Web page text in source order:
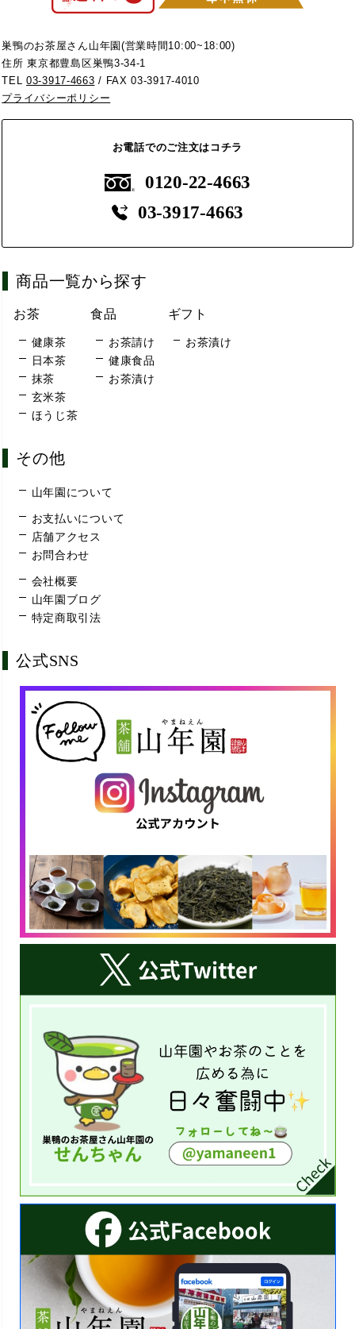
巣鴨のお茶屋さん山年園(営業時間10:00~18:00)
住所 東京都豊島区巣鴨3-34-1
TEL03-3917-4663 / FAX 03-3917-4010
プライバシーポリシー
お電話でのご注文はコチラ
0120-22-4663
03-3917-4663
商品一覧から探す
お茶
健康茶
日本茶
抹茶
玄米茶
ほうじ茶
食品
お茶請け
健康食品
お茶漬け
ギフト
お茶漬け
その他
山年園について
お支払いについて
店舗アクセス
お問合わせ
会社概要
山年園ブログ
特定商取引法
公式SNS